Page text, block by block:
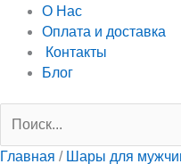
О Нас
Оплата и доставка
Контакты
Блог
Главная / Шары для